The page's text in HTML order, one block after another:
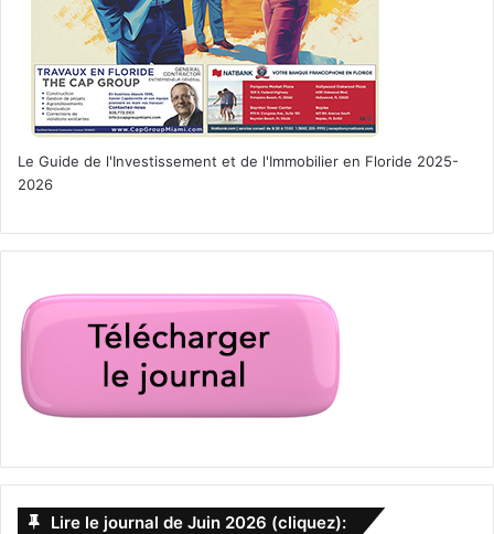
Le Guide de l'Investissement et de l'Immobilier en Floride 2025-
2026
Lire le journal de Juin 2026 (cliquez):